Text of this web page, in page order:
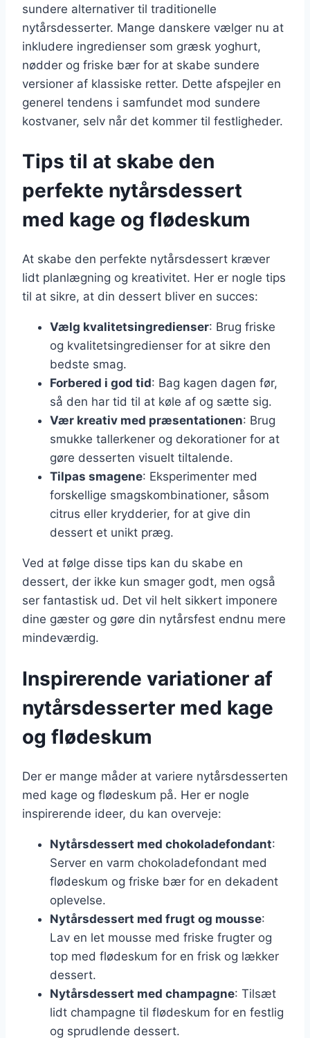
sundere alternativer til traditionelle
nytårsdesserter. Mange danskere vælger nu at
inkludere ingredienser som græsk yoghurt,
nødder og friske bær for at skabe sundere
versioner af klassiske retter. Dette afspejler en
generel tendens i samfundet mod sundere
kostvaner, selv når det kommer til festligheder.
Tips til at skabe den
perfekte nytårsdessert
med kage og flødeskum
At skabe den perfekte nytårsdessert kræver
lidt planlægning og kreativitet. Her er nogle tips
til at sikre, at din dessert bliver en succes:
Vælg kvalitetsingredienser: Brug friske
og kvalitetsingredienser for at sikre den
bedste smag.
Forbered i god tid: Bag kagen dagen før,
så den har tid til at køle af og sætte sig.
Vær kreativ med præsentationen: Brug
smukke tallerkener og dekorationer for at
gøre desserten visuelt tiltalende.
Tilpas smagene: Eksperimenter med
forskellige smagskombinationer, såsom
citrus eller krydderier, for at give din
dessert et unikt præg.
Ved at følge disse tips kan du skabe en
dessert, der ikke kun smager godt, men også
ser fantastisk ud. Det vil helt sikkert imponere
dine gæster og gøre din nytårsfest endnu mere
mindeværdig.
Inspirerende variationer af
nytårsdesserter med kage
og flødeskum
Der er mange måder at variere nytårsdesserten
med kage og flødeskum på. Her er nogle
inspirerende ideer, du kan overveje:
Nytårsdessert med chokoladefondant:
Server en varm chokoladefondant med
flødeskum og friske bær for en dekadent
oplevelse.
Nytårsdessert med frugt og mousse:
Lav en let mousse med friske frugter og
top med flødeskum for en frisk og lækker
dessert.
Nytårsdessert med champagne: Tilsæt
lidt champagne til flødeskum for en festlig
og sprudlende dessert.